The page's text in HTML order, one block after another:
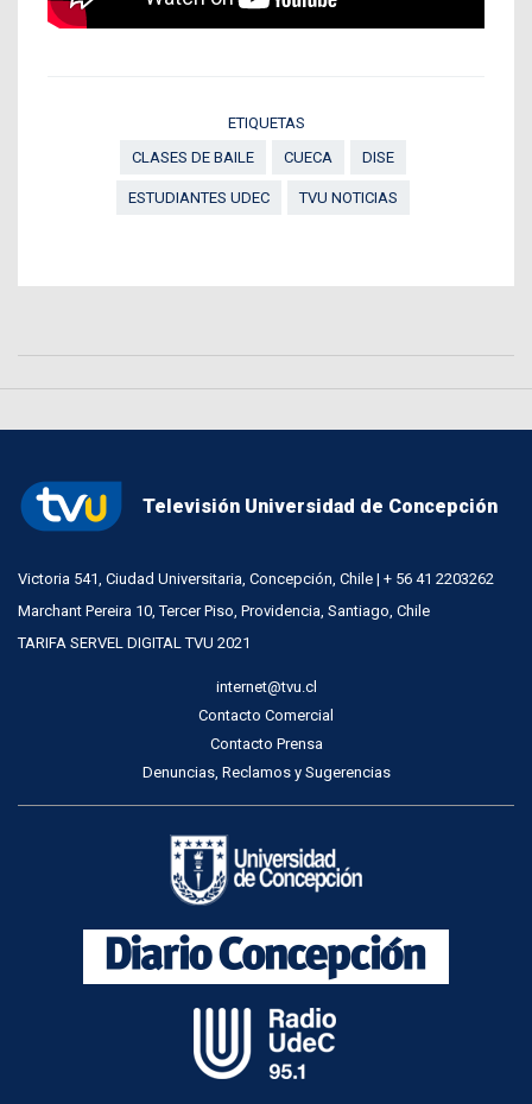
ETIQUETAS
CLASES DE BAILE
CUECA DISE
ESTUDIANTES UDEC TVU NOTICIAS
Televisión Universidad de Concepción
Victoria 541, Ciudad Universitaria, Concepción, Chile | + 56 41 2203262
Marchant Pereira 10, Tercer Piso, Providencia, Santiago, Chile
TARIFA SERVEL DIGITAL TVU 2021
internet@tvu.cl
Contacto Comercial
Contacto Prensa
Denuncias, Reclamos y Sugerencias